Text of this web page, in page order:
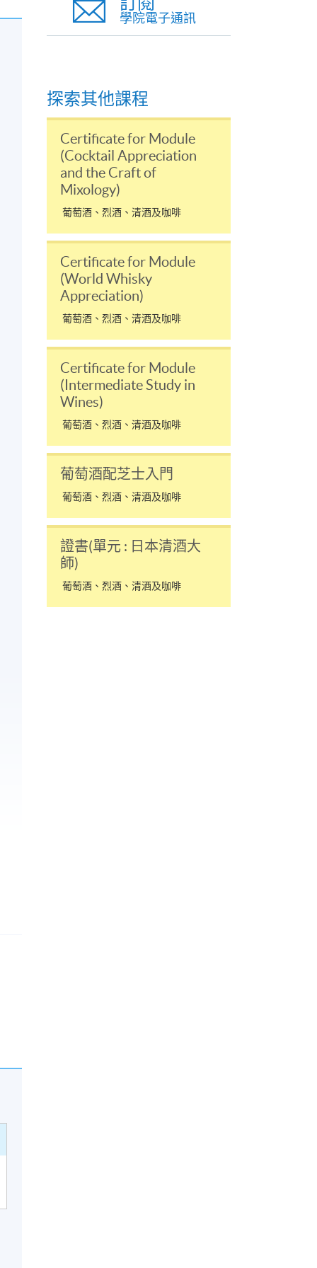
學院電子通訊
探索其他課程
Certificate for Module
(Cocktail Appreciation
and the Craft of
Mixology)
葡萄酒、烈酒、清酒及咖啡
Certificate for Module
(World Whisky
Appreciation)
葡萄酒、烈酒、清酒及咖啡
Certificate for Module
(Intermediate Study in
Wines)
葡萄酒、烈酒、清酒及咖啡
葡萄酒配芝士入門
葡萄酒、烈酒、清酒及咖啡
證書(單元 : 日本清酒大
師)
葡萄酒、烈酒、清酒及咖啡